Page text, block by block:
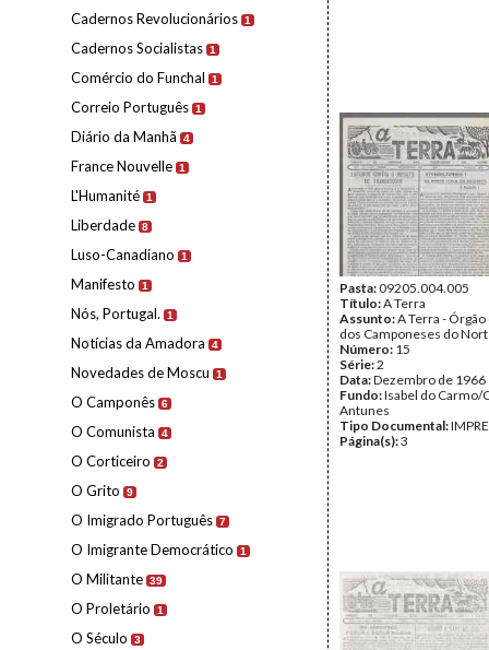
Cadernos Revolucionários 1
Cadernos Socialistas 1
Comércio do Funchal 1
Correio Português 1
Diário da Manhã 4
France Nouvelle 1
L'Humanité 1
Liberdade 8
Luso-Canadiano 1
Manifesto 1
Nós, Portugal. 1
Notícias da Amadora 4
Novedades de Moscu 1
O Camponês 6
O Comunista 4
O Corticeiro 2
O Grito 9
O Imigrado Português 7
O Imigrante Democrático 1
O Militante 39
O Proletário 1
O Século 3
Pasta:09205.004.005
Título:A Terra
Assunto:A Terra -
dos Camponeses do
Número: 15
Série:2
Data:Dezembro de 1966
Fundo:Isabel do Carmo/
Antunes
Tipo Documental:
Página(s):3